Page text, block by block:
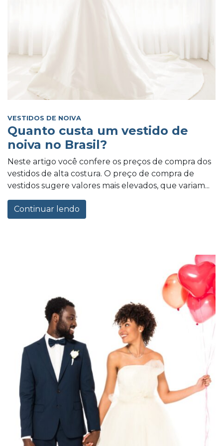
VESTIDOS DE NOIVA
Quanto custa um vestido de
noiva no Brasil?
Neste artigo você confere os preços de compra dos
vestidos de alta costura. O preço de compra de
vestidos sugere valores mais elevados, que variam...
Continuar lendo